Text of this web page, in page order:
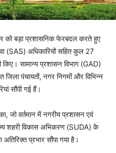
को बड़ा प्रशासनिक फेरबदल करते हुए
(SAS) अधिकारियों सहित कुल 27
सामान्य प्रशासन विभाग (GAD)
पंचायतों, नगर निगमों और विभिन्न
सौंपी गई हैं।
जो वर्तमान में नगरीय प्रशासन एवं
शहरी विकास अभिकरण (SUDA) के
प्रभार सौंपा गया है।